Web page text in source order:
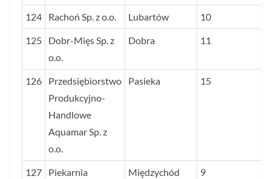
124 Rachoń Sp. z o.o. Lubartów 10
125
Dobr-Mięs Sp. z
o.o.
Dobra 11
126
Przedsiębiorstwo
Produkcyjno-
Handlowe
Aquamar Sp. z
o.o.
Pasieka 15
127
Piekarnia
Międzychód 9